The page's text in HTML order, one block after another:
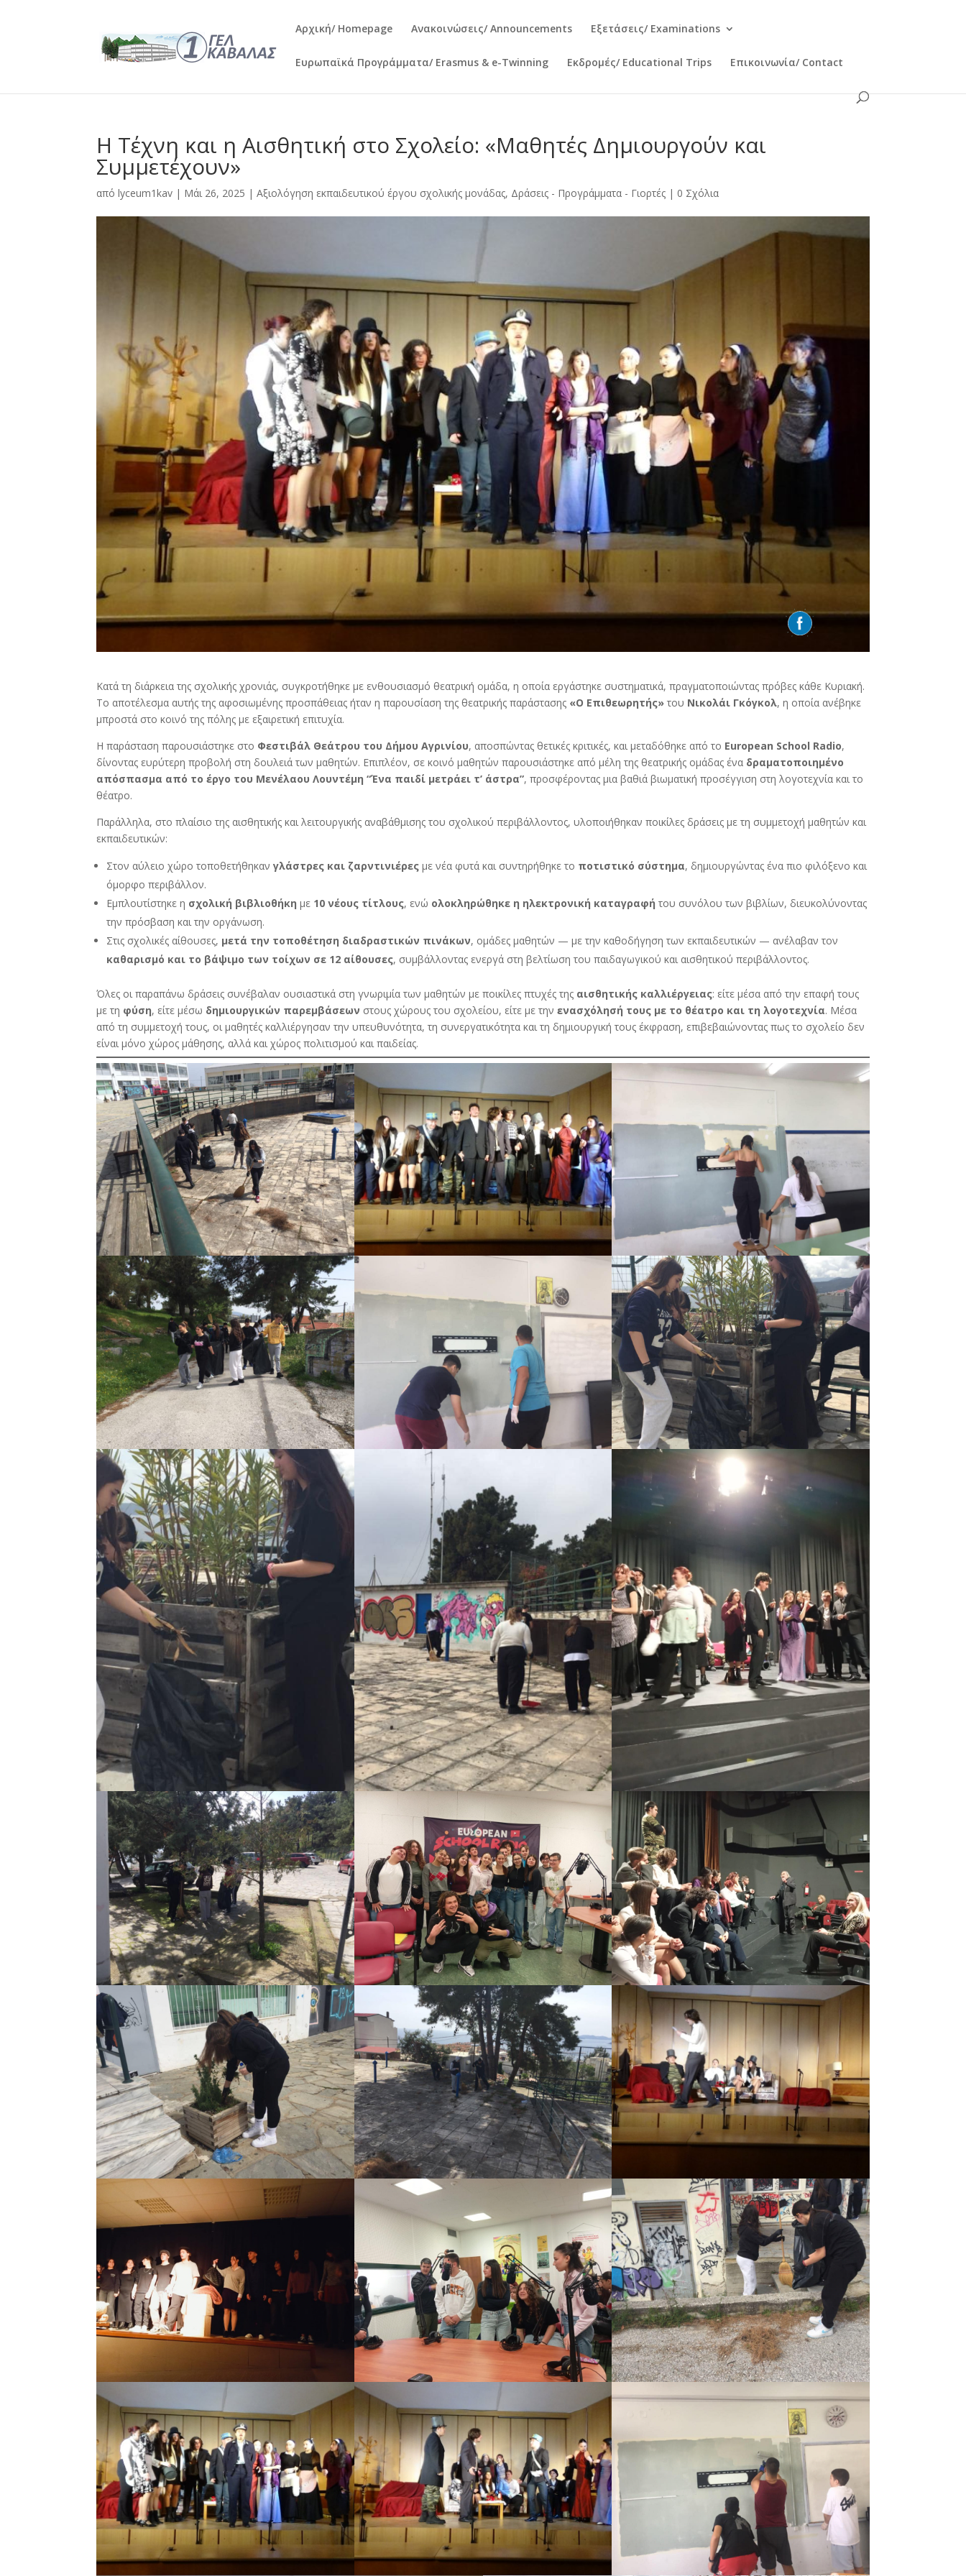
Αρχική/ Homepage Ανακοινώσεις/ Announcements Εξετάσεις/ Examinations
Ευρωπαϊκά Προγράμματα/ Erasmus & e-Twinning Εκδρομές/ Educational Trips Επικοινωνία/ Contact
Η Τέχνη και η Αισθητική στο Σχολείο: «Μαθητές Δημιουργούν και
Συμμετέχουν»
απόlyceum1kav | Μάι 26, 2025 |Αξιολόγηση εκπαιδευτικού έργου σχολικής μονάδας, Δράσεις - Προγράμματα - Γιορτές | 0 Σχόλια
Κατά τη διάρκεια της σχολικής χρονιάς, συγκροτήθηκε με ενθουσιασμό θεατρική ομάδα, η οποία εργάστηκε συστηματικά, πραγματοποιώντας πρόβες κάθε Κυριακή.
Το αποτέλεσμα αυτής της αφοσιωμένης προσπάθειας ήταν η παρουσίαση της θεατρικής παράστασης «Ο Επιθεωρητής» του Νικολάι Γκόγκολ, η οποία ανέβηκε
μπροστά στο κοινό της πόλης με εξαιρετική επιτυχία.
Η παράσταση παρουσιάστηκε στο Φεστιβάλ Θεάτρου του Δήμου Αγρινίου, αποσπώντας θετικές κριτικές, και μεταδόθηκε από το European School Radio,
δίνοντας ευρύτερη προβολή στη δουλειά των μαθητών. Επιπλέον, σε κοινό μαθητών παρουσιάστηκε από μέλη της θεατρικής ομάδας ένα δραματοποιημένο
απόσπασμα από το έργο του Μενέλαου Λουντέμη “Ένα παιδί μετράει τ’ άστρα”, προσφέροντας μια βαθιά βιωματική προσέγγιση στη λογοτεχνία και το
θέατρο.
Παράλληλα, στο πλαίσιο της αισθητικής και λειτουργικής αναβάθμισης του σχολικού περιβάλλοντος, υλοποιήθηκαν ποικίλες δράσεις με τη συμμετοχή μαθητών και
εκπαιδευτικών:
Στον αύλειο χώρο τοποθετήθηκανγλάστρες και ζαρντινιέρες με νέα φυτά και συντηρήθηκε το ποτιστικό σύστημα, δημιουργώντας ένα πιο φιλόξενο και
όμορφο περιβάλλον.
Εμπλουτίστηκε η σχολική βιβλιοθήκη με 10 νέους τίτλους, ενώ ολοκληρώθηκε η ηλεκτρονική καταγραφή του συνόλου των βιβλίων, διευκολύνοντας
την πρόσβαση και την οργάνωση.
Στις σχολικές αίθουσες, μετά την τοποθέτηση διαδραστικών πινάκων, ομάδες μαθητών — με την καθοδήγηση των εκπαιδευτικών — ανέλαβαν τον
καθαρισμό και το βάψιμο των τοίχων σε 12 αίθουσες, συμβάλλοντας ενεργά στη βελτίωση του παιδαγωγικού και αισθητικού περιβάλλοντος.
Όλες οι παραπάνω δράσεις συνέβαλαν ουσιαστικά στη γνωριμία των μαθητών με ποικίλες πτυχές της αισθητικής καλλιέργειας: είτε μέσα από την επαφή τους
με τη φύση, είτε μέσω δημιουργικών παρεμβάσεων στους χώρους του σχολείου, είτε με τηνενασχόλησή τους με το θέατρο και τη λογοτεχνία. Μέσα
από τη συμμετοχή τους, οι μαθητές καλλιέργησαν την υπευθυνότητα, τη συνεργατικότητα και τη δημιουργική τους έκφραση, επιβεβαιώνοντας πως το σχολείο δεν
είναι μόνο χώρος μάθησης, αλλά και χώρος πολιτισμού και παιδείας.